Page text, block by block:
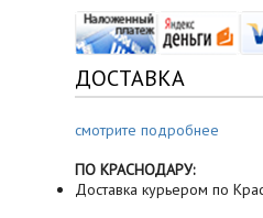
ДОСТАВКА
смотрите подробнее
ПО КРАСНОДАРУ:
Доставка курьером по